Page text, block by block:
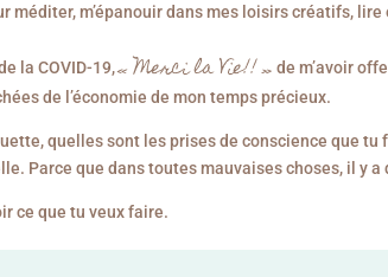
méditer, m’épanouir dans mes loisirs créatifs, lire
la COVID-19,« Merci la Vie!! » de m’avoir
de l’économie de mon temps précieux.
quelles sont les prises de conscience que tu
Parce que dans toutes mauvaises choses, il y a
ce que tu veux faire.